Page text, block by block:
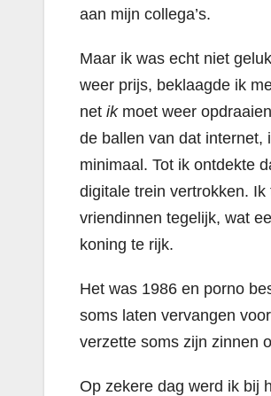
aan mijn collega’s.
Maar ik was echt niet
weer prijs, beklaagde ik
net ik moet weer
de ballen van dat internet,
minimaal. Tot ik ontdekte
digitale trein vertrokken. Ik
vriendinnen tegelijk, wat
koning te rijk.
Het was 1986 en porno
soms laten vervangen
verzette soms zijn zinnen
Op zekere dag werd ik bij